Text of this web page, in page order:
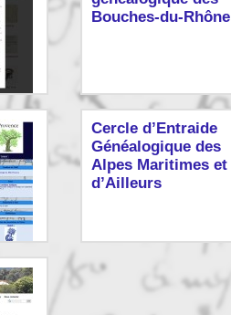
Bouches-du-Rhône
Cercle d’Entraide
Généalogique des
Alpes Maritimes et
d’Ailleurs